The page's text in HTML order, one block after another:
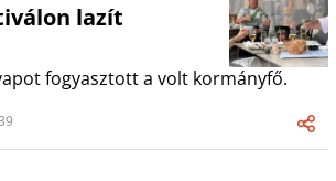
lazít
fogyasztott a volt kormányfő.